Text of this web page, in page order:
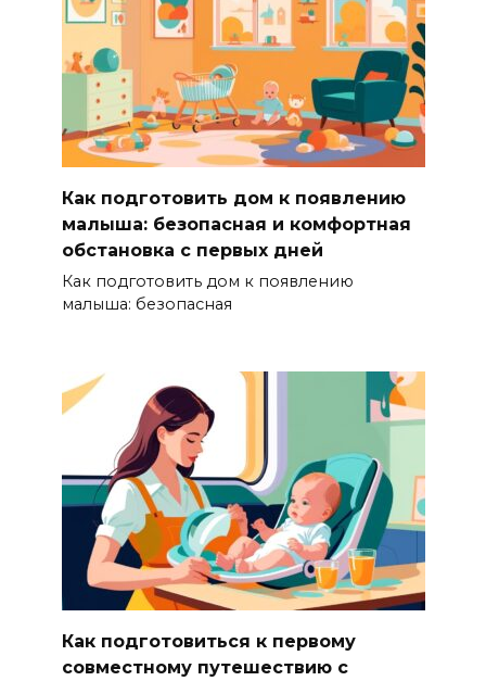
Как подготовить дом к появлению
малыша: безопасная и комфортная
обстановка с первых дней
Как подготовить дом к появлению
малыша: безопасная
Как подготовиться к первому
совместному путешествию с